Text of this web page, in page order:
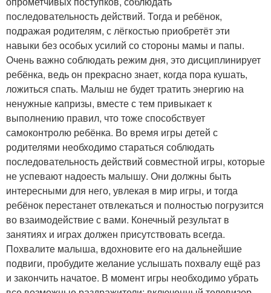
последовательность действий. Тогда и ребёнок,
подражая родителям, с лёгкостью приобретёт эти
навыки без особых усилий со стороны мамы и папы.
Очень важно соблюдать режим дня, это дисциплинирует
ребёнка, ведь он прекрасно знает, когда пора кушать,
ложиться спать. Малыш не будет тратить энергию на
ненужные капризы, вместе с тем привыкает к
выполнению правил, что тоже способствует
самоконтролю ребёнка. Во время игры детей с
родителями необходимо стараться соблюдать
последовательность действий совместной игры, которые
не успевают надоесть малышу. Они должны быть
интересными для него, увлекая в мир игры, и тогда
ребёнок перестанет отвлекаться и полностью погрузится
во взаимодействие с вами. Конечный результат в
занятиях и играх должен присутствовать всегда.
Похвалите малыша, вдохновите его на дальнейшие
подвиги, пробудите желание услышать похвалу ещё раз
и закончить начатое. В момент игры необходимо убрать